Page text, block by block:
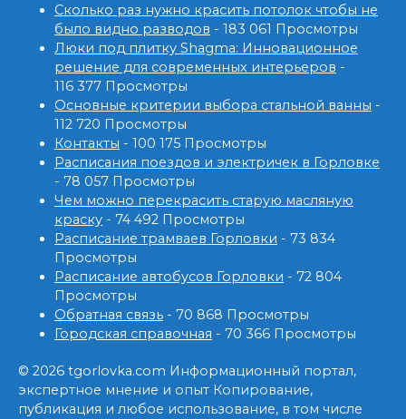
Сколько раз нужно красить потолок чтобы не
было видно разводов - 183 061 Просмотры
Люки под плитку Shagma: Инновационное
решение для современных интерьеров -
116 377 Просмотры
Основные критерии выбора стальной ванны -
112 720 Просмотры
Контакты - 100 175 Просмотры
Расписания поездов и электричек в Горловке
- 78 057 Просмотры
Чем можно перекрасить старую масляную
краску - 74 492 Просмотры
Расписание трамваев Горловки - 73 834
Просмотры
Расписание автобусов Горловки - 72 804
Просмотры
Обратная связь - 70 868 Просмотры
Городская справочная - 70 366 Просмотры
© 2026 tgorlovka.com Информационный портал,
экспертное мнение и опыт Копирование,
публикация и любое использование, в том числе